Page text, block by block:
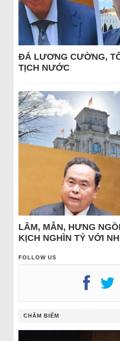
ĐÁ LƯƠNG CƯỜNG,
TỊCH NƯỚC
LÂM, MẪN, HƯNG
KỊCH NGHÌN TỶ VỚI
FOLLOW US
CHÂM BIẾM